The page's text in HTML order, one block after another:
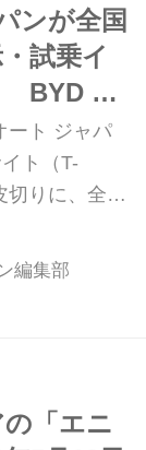
ンが全国
試乗イ
BYD キ
ート ジャパ
ト（T-
切りに、全国
乗を行う
（Hello！
ると発表し
編集部
「エニ